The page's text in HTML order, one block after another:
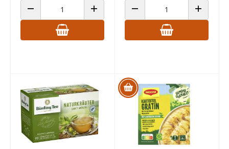
ANZAHL VERRINGERN ANZAHL ERHÖHENANZAHL VERRINGERN ANZAHL